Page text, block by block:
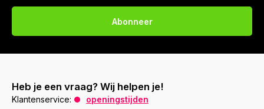
Abonneer
Heb je een vraag? Wij helpen je!
Klantenservice:
openingstijden